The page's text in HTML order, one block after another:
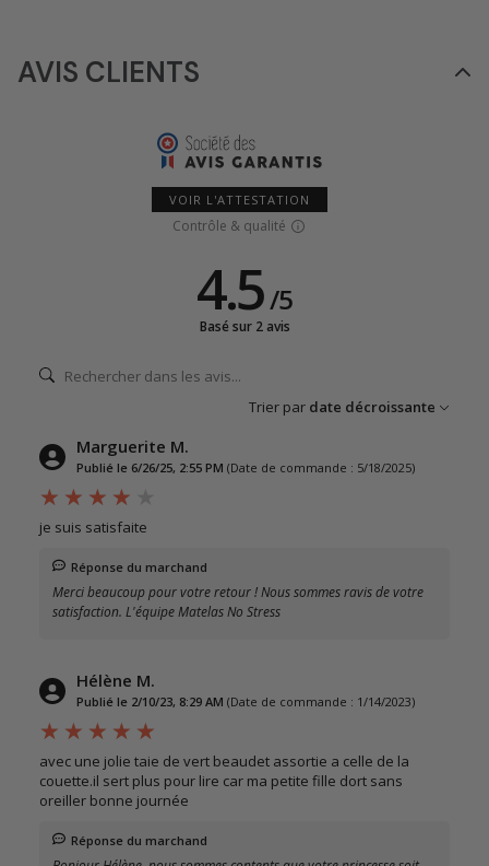
AVIS CLIENTS
VOIR L'ATTESTATION
Contrôle & qualité
4.5/5
Basé sur 2 avis
Trier par date décroissante
Marguerite M.
Publié le 6/26/25, 2:55 PM (Date de commande : 5/18/2025)
je suis satisfaite
Réponse du marchand
Merci beaucoup pour votre retour ! Nous sommes ravis de votre
satisfaction. L'équipe Matelas No Stress
Hélène M.
Publié le 2/10/23, 8:29 AM (Date de commande : 1/14/2023)
avec une jolie taie de vert beaudet assortie a celle de la
couette.il sert plus pour lire car ma petite fille dort sans
oreiller bonne journée
Réponse du marchand